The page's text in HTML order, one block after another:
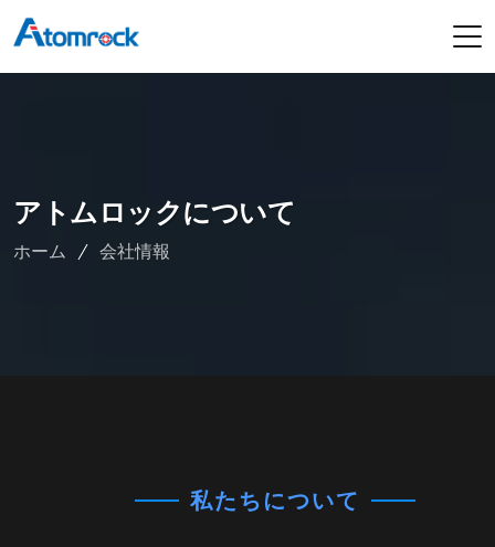
アトムロックについて
ホーム 会社情報
私たちについて